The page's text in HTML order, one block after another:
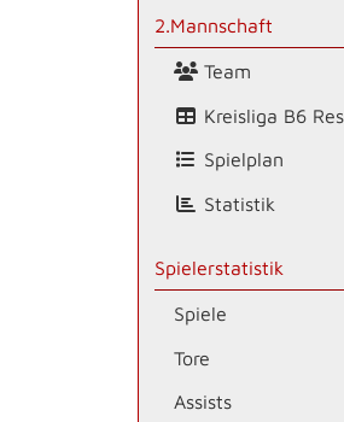
2.Mannschaft
Team
Kreisliga B6
Spielplan
Statistik
Spielerstatistik
Spiele
Tore
Assists